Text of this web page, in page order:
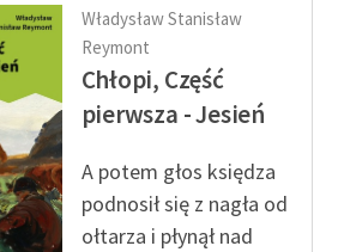
Władysław Stanisław
Reymont
Chłopi, Część
pierwsza - Jesień
A potem głos księdza
podnosił się z nagła od
ołtarza i płynął nad